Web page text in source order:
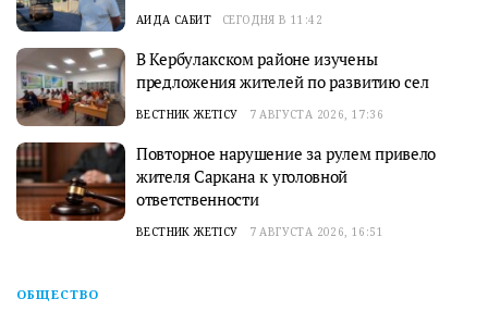
АИДА САБИТ СЕГОДНЯ В 11:42
В Кербулакском районе изучены
предложения жителей по развитию сел
ВЕСТНИК ЖЕТІСУ 7 АВГУСТА 2026, 17:36
Повторное нарушение за рулем привело
жителя Саркана к уголовной
ответственности
ВЕСТНИК ЖЕТІСУ 7 АВГУСТА 2026, 16:51
ОБЩЕСТВО